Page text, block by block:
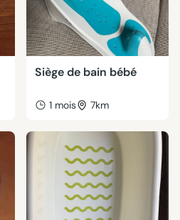
Siège de bain bébé
1 mois 7km